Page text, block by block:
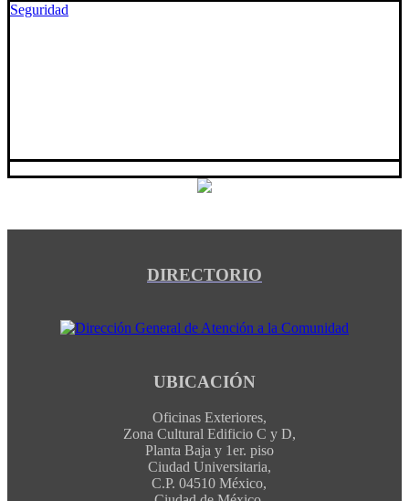
Seguridad
DIRECTORIO
UBICACIÓN
Oficinas Exteriores,
Zona Cultural Edificio C y D,
Planta Baja y 1er. piso
Ciudad Universitaria,
C.P. 04510 México,